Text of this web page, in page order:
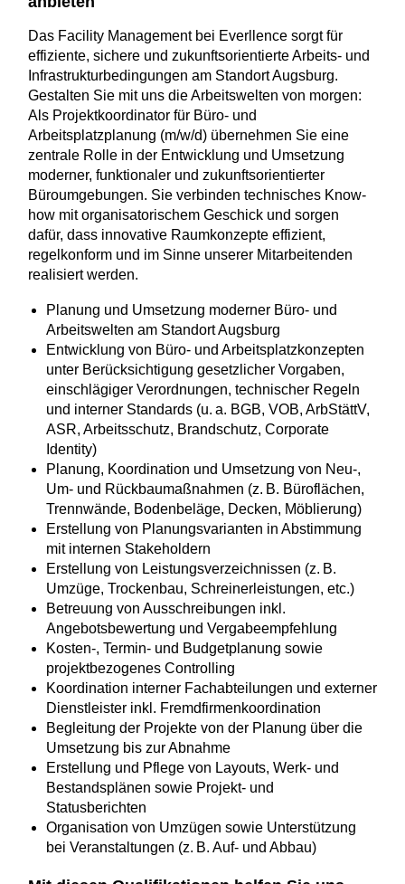
Das Facility Management bei Everllence sorgt für
effiziente, sichere und zukunftsorientierte Arbeits- und
Infrastrukturbedingungen am Standort Augsburg.
Gestalten Sie mit uns die Arbeitswelten von morgen:
Als Projektkoordinator für Büro- und
Arbeitsplatzplanung (m/w/d) übernehmen Sie eine
zentrale Rolle in der Entwicklung und Umsetzung
moderner, funktionaler und zukunftsorientierter
Büroumgebungen. Sie verbinden technisches Know-
how mit organisatorischem Geschick und sorgen
dafür, dass innovative Raumkonzepte effizient,
regelkonform und im Sinne unserer Mitarbeitenden
realisiert werden.
Planung und Umsetzung moderner Büro‑ und
Arbeitswelten am Standort Augsburg
Entwicklung von Büro‑ und Arbeitsplatzkonzepten
unter Berücksichtigung gesetzlicher Vorgaben,
einschlägiger Verordnungen, technischer Regeln
und interner Standards (u. a. BGB, VOB, ArbStättV,
ASR, Arbeitsschutz, Brandschutz, Corporate
Identity)
Planung, Koordination und Umsetzung von Neu‑,
Um‑ und Rückbaumaßnahmen (z. B. Büroflächen,
Trennwände, Bodenbeläge, Decken, Möblierung)
Erstellung von Planungsvarianten in Abstimmung
mit internen Stakeholdern
Erstellung von Leistungsverzeichnissen (z. B.
Umzüge, Trockenbau, Schreinerleistungen, etc.)
Betreuung von Ausschreibungen inkl.
Angebotsbewertung und Vergabeempfehlung
Kosten‑, Termin‑ und Budgetplanung sowie
projektbezogenes Controlling
Koordination interner Fachabteilungen und externer
Dienstleister inkl. Fremdfirmenkoordination
Begleitung der Projekte von der Planung über die
Umsetzung bis zur Abnahme
Erstellung und Pflege von Layouts, Werk‑ und
Bestandsplänen sowie Projekt‑ und
Statusberichten
Organisation von Umzügen sowie Unterstützung
bei Veranstaltungen (z. B. Auf‑ und Abbau)